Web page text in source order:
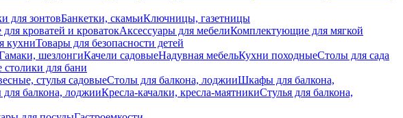
для зонтовБанкетки, скамьиКлючницы, газетницы
кроватей и кроватокАксессуары для мебелиКомплектующие для мягкой
кухниТовары для безопасности детей
шезлонгиКачели садовыеНадувная мебельКухни походныеСтолы для сада
для бани
стулья садовыеСтолы для балкона, лоджииШкафы для балкона,
балкона, лоджииКресла-качалки, кресла-маятникиСтулья для балкона,